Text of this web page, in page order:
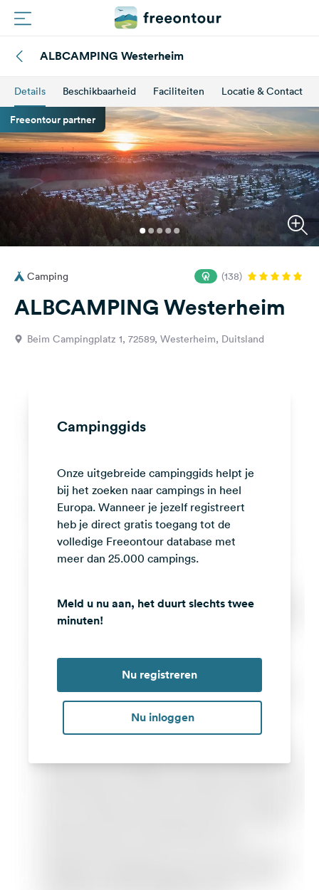
Campings
Magazine
Partners
Registreren
Inloggen
Vragen &
Feedback
media
Facebook
Instagram
ALBCAMPING Westerheim
Details Beschikbaarheid Faciliteiten Locatie & Contact
Freeontour partner
Camping (138)
ALBCAMPING Westerheim
Beim Campingplatz 1, 72589, Westerheim, Duitsland
Campinggids
Onze uitgebreide campinggids helpt je
bij het zoeken naar campings in heel
Europa. Wanneer je jezelf registreert
heb je direct gratis toegang tot de
volledige Freeontour database met
meer dan 25.000 campings.
Meld u nu aan, het duurt slechts twee
minuten!
Nu registreren
Nu inloggen